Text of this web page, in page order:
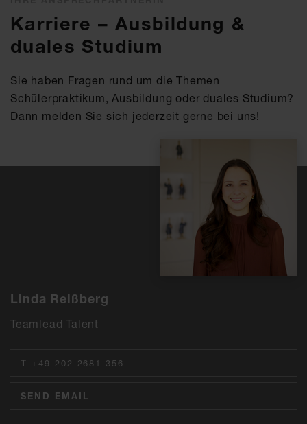
Karriere – Ausbildung &
duales Studium
Sie haben Fragen rund um die Themen
Schülerpraktikum, Ausbildung oder duales Studium?
Dann melden Sie sich jederzeit gerne bei uns!
Linda Reißberg
Teamlead Talent
T +49 202 2681 356
SEND EMAIL